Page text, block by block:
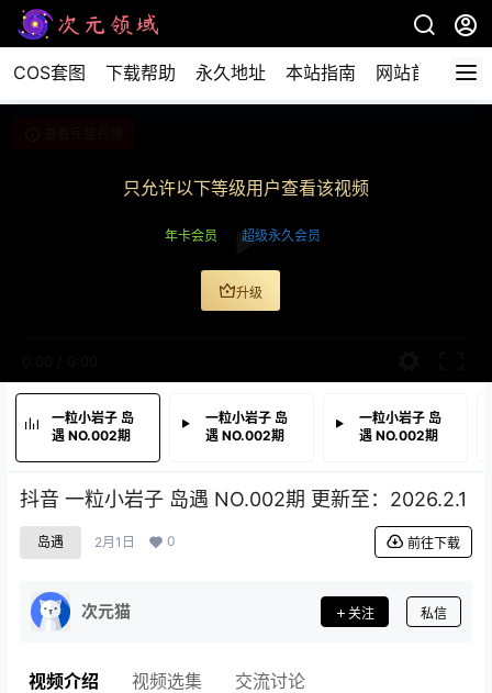
COS套图 下载帮助 永久地址 本站指南 网站首页
只允许以下等级用户查看该视频
年卡会员 超级永久会员
升级
一粒小岩子 岛
遇 NO.002期
一粒小岩子 岛
遇 NO.002期
一粒小岩子 岛
遇 NO.002期
抖音 一粒小岩子 岛遇 NO.002期 更新至：2026.2.1
岛遇 2月1日 0 前往下载
次元猫 关注 私信
视频介绍 视频选集 交流讨论